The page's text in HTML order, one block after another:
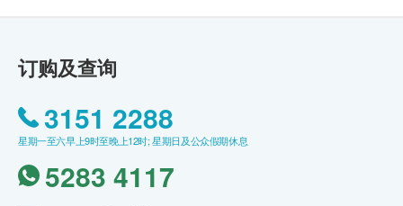
订购及查询
3151 2288
星期一至六早上9时至晚上12时; 星期日及公众假期休息
5283 4117